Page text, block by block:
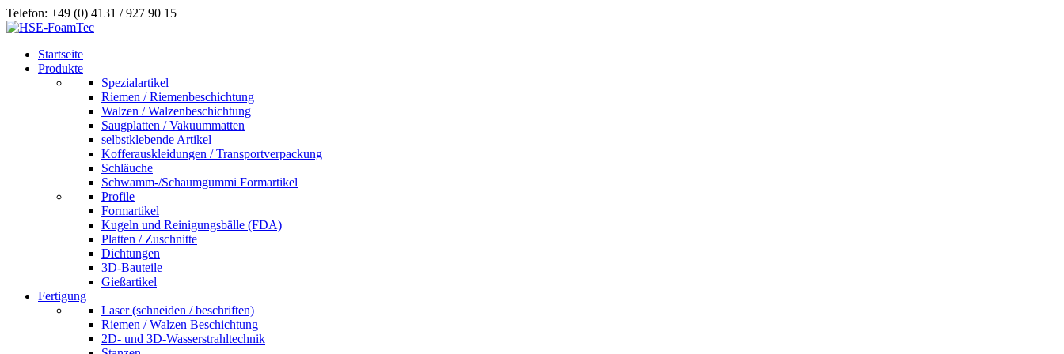
Telefon: +49 (0) 4131 / 927 90 15
Startseite
Produkte
Spezialartikel
Riemen / Riemenbeschichtung
Walzen / Walzenbeschichtung
Saugplatten / Vakuummatten
selbstklebende Artikel
Kofferauskleidungen / Transportverpackung
Schläuche
Schwamm-/Schaumgummi Formartikel
Profile
Formartikel
Kugeln und Reinigungsbälle (FDA)
Platten / Zuschnitte
Dichtungen
3D-Bauteile
Gießartikel
Fertigung
Laser (schneiden / beschriften)
Riemen / Walzen Beschichtung
2D- und 3D-Wasserstrahltechnik